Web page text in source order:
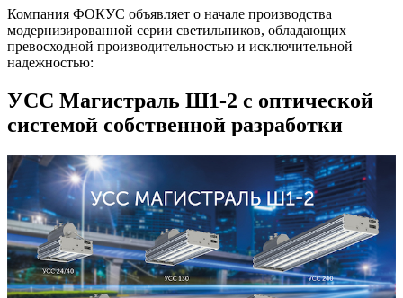
Компания ФОКУС объявляет о начале производства
модернизированной серии светильников, обладающих
превосходной производительностью и исключительной
надежностью:
УСС Магистраль Ш1-2 с оптической
системой собственной разработки